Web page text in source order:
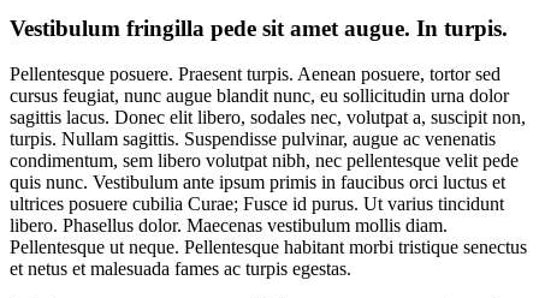
Vestibulum fringilla pede sit amet augue. In turpis.
Pellentesque posuere. Praesent turpis. Aenean posuere, tortor sed
cursus feugiat, nunc augue blandit nunc, eu sollicitudin urna dolor
sagittis lacus. Donec elit libero, sodales nec, volutpat a, suscipit non,
turpis. Nullam sagittis. Suspendisse pulvinar, augue ac venenatis
condimentum, sem libero volutpat nibh, nec pellentesque velit pede
quis nunc. Vestibulum ante ipsum primis in faucibus orci luctus et
ultrices posuere cubilia Curae; Fusce id purus. Ut varius tincidunt
libero. Phasellus dolor. Maecenas vestibulum mollis diam.
Pellentesque ut neque. Pellentesque habitant morbi tristique senectus
et netus et malesuada fames ac turpis egestas.